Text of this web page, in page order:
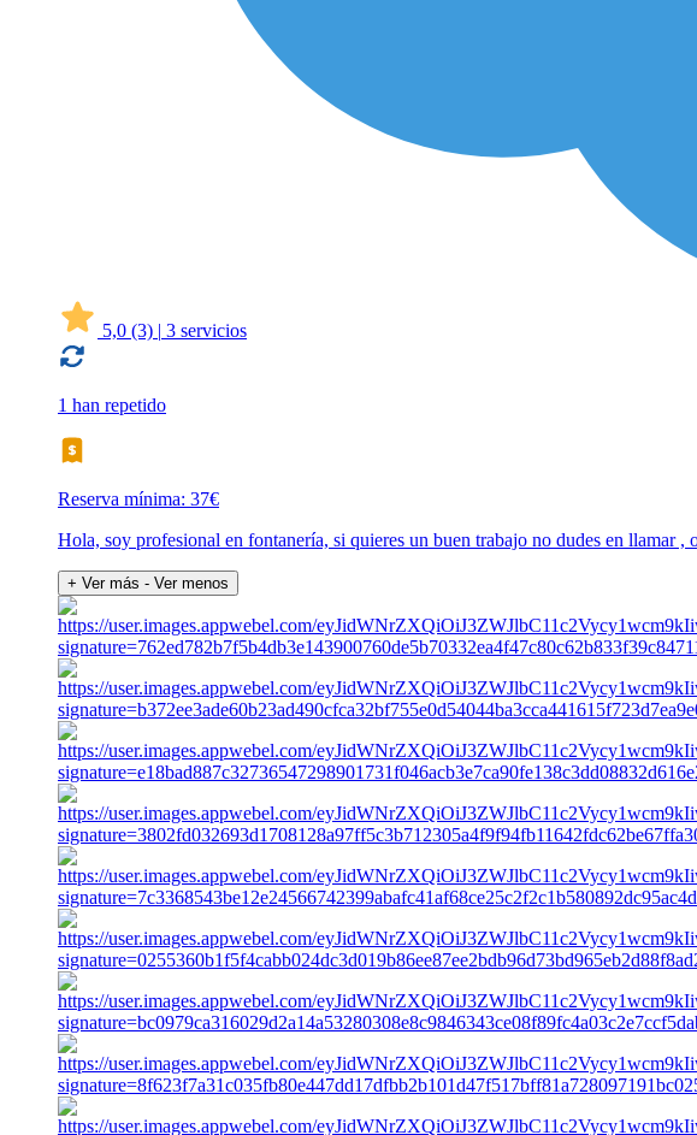
5,0 (3) | 3 servicios
1 han repetido
Reserva mínima: 37€
Hola, soy profesional en fontanería, si quieres un buen trabajo no dudes en llamar
+ Ver más - Ver menos